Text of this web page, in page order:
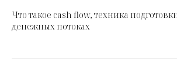
Что такое cash flow, техника
денежных потоках